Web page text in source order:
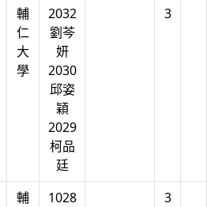
輔
仁
大
學
2032
劉芩
妍
2030
邱姿
穎
2029
柯品
廷
3
輔
1028
3